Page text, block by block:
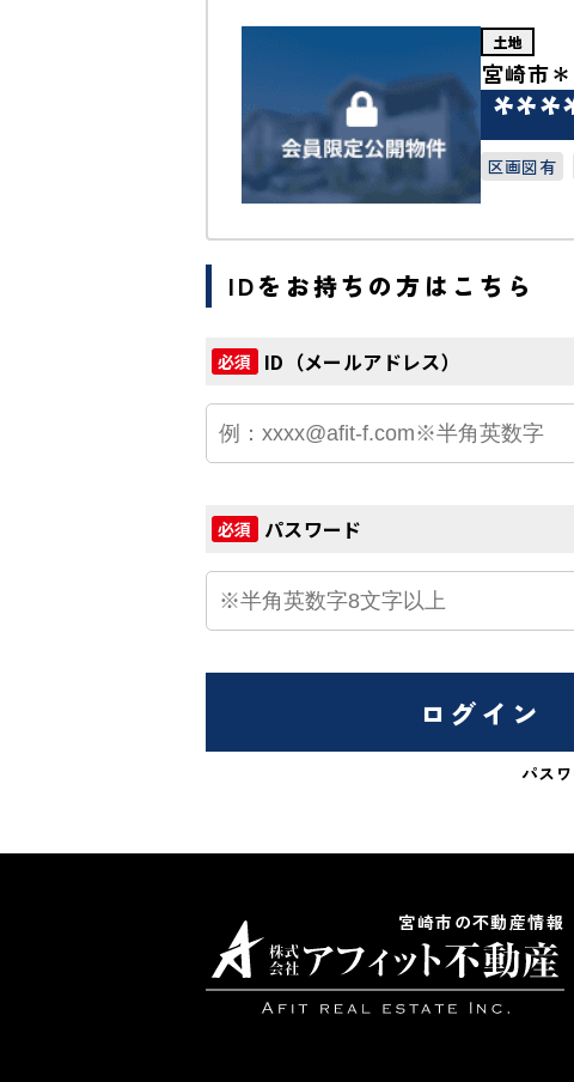
土地
宮崎市
区画図有
IDをお持ちの方はこちら
必須 ID（メールアドレス）
必須 パスワード
ログイン
パス
宮崎市の不動産情報